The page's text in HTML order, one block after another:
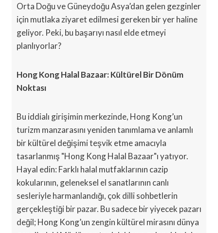
Orta Doğu ve Güneydoğu Asya’dan gelen gezginler
için mutlaka ziyaret edilmesi gereken bir yer haline
geliyor. Peki, bu başarıyı nasıl elde etmeyi
planlıyorlar?
Hong Kong Halal Bazaar: Kültürel Bir Dönüm
Noktası
Bu iddialı girişimin merkezinde, Hong Kong’un
turizm manzarasını yeniden tanımlama ve anlamlı
bir kültürel değişimi teşvik etme amacıyla
tasarlanmış "Hong Kong Halal Bazaar"ı yatıyor.
Hayal edin: Farklı halal mutfaklarının cazip
kokularının, geleneksel el sanatlarının canlı
sesleriyle harmanlandığı, çok dilli sohbetlerin
gerçekleştiği bir pazar. Bu sadece bir yiyecek pazarı
değil; Hong Kong’un zengin kültürel mirasını dünya